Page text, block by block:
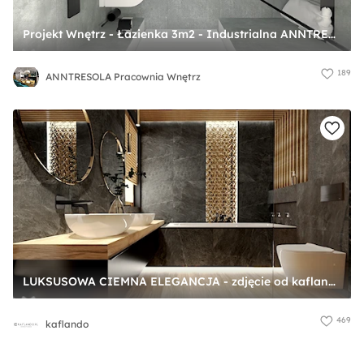
Projekt Wnętrz - Łazienka 3m2 - Industrialna ANNTRESOLA - Projektowanie Wnętrz - zdjęcie od ANNTRESOLA Pracownia Wnętrz
ANNTRESOLA Pracownia Wnętrz 189
LUKSUSOWA CIEMNA ELEGANCJA - zdjęcie od kaflando
kaflando 469